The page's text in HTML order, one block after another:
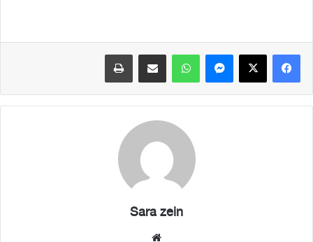
فيسبوك X ماسنجر واتساب مشاركة عبر البريد طباعة
Sara zein